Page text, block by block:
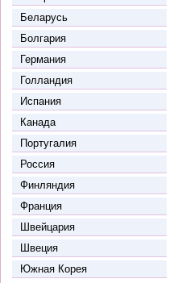
Беларусь
Болгария
Германия
Голландия
Испания
Канада
Португалия
Россия
Финляндия
Франция
Швейцария
Швеция
Южная Корея